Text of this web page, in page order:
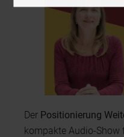
Der Positionierung
kompakte Audio-Show